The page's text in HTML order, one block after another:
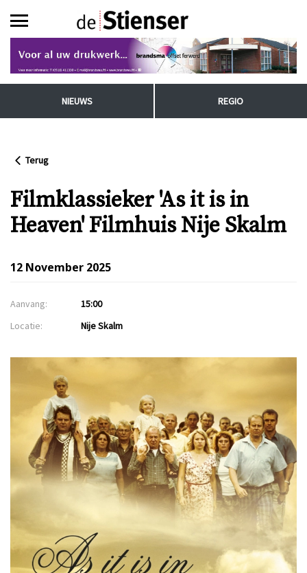
NIEUWS REGIO
Terug
Filmklassieker 'As it is in
Heaven' Filmhuis Nije Skalm
12 November 2025
Aanvang:
15:00
Locatie:
Nije Skalm